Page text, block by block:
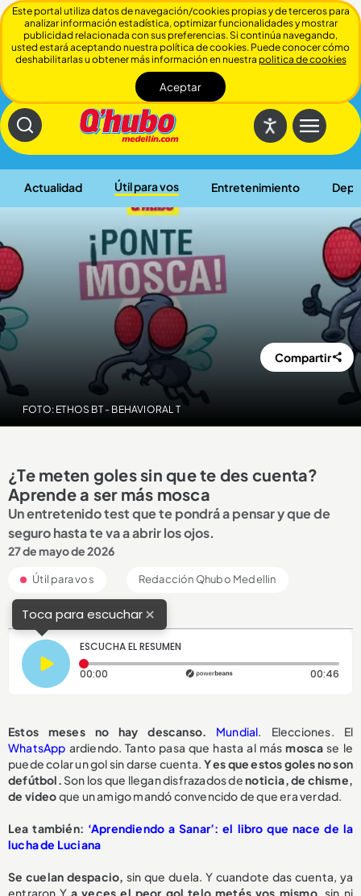
Actualidad Útil para vos Entretenimiento
Cerrar
FOTO: ETHOS BT - BEHAVIORAL T
Compartir
¿Te meten goles sin que te des cuenta?
Aprende a ser más mosca
Un entretenido test que te pondrá a pensar y que de
seguro hasta te va a abrir los ojos.
27 de mayo de 2026
Útil para vos Redacción Qhubo Medellin
Toca para escuchar×
ESCUCHA EL RESUMEN
00:00 Tiempo transcurrido: 0 segundos 00:46
Estos meses no hay descanso. Mundial. Elecciones. El
WhatsApp ardiendo. Tanto pasa que hasta al másmosca se le
puede colar un gol sin darse cuenta. Y es que estos goles no son
defútbol.Son los que llegan disfrazados denoticia, de chisme,
de videoque un amigo mandó convencido de que era verdad.
Lea también: ‘Aprendiendo a Sanar’: el libro que nace de la
lucha de Luciana
Se cuelan despacio, sin que duela. Y cuandote das cuenta, ya
entraron.Y a veces el peor gol telo metés vos mismo, sin ni
Este portal utiliza datos de navegación/cookies propias y de terceros para
analizar información estadística, optimizar funcionalidades y mostrar
publicidad relacionada con sus preferencias. Si continúa navegando,
usted estará aceptando nuestra política de cookies. Puede conocer cómo
deshabilitarlas u obtener más información en nuestra politica de cookies
Aceptar